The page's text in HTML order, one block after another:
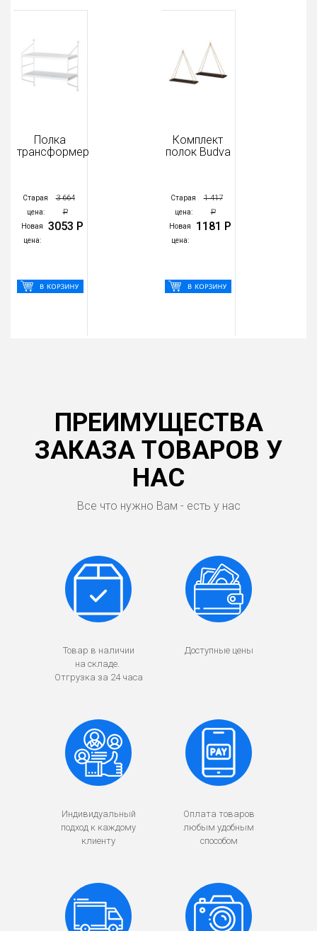
Полка
трансформер
Старая
цена:
3 664
Р
Новая
цена:
3053 Р
Комплект
полок Budva
Старая
цена:
1 417
Р
Новая
цена:
1181 Р
ПРЕИМУЩЕСТВА
ЗАКАЗА ТОВАРОВ У
НАС
Все что нужно Вам - есть у нас
Товар в наличии
на складе.
Отгрузка за 24 часа
Доступные цены
Индивидуальный
подход к каждому
клиенту
Оплата товаров
любым удобным
способом